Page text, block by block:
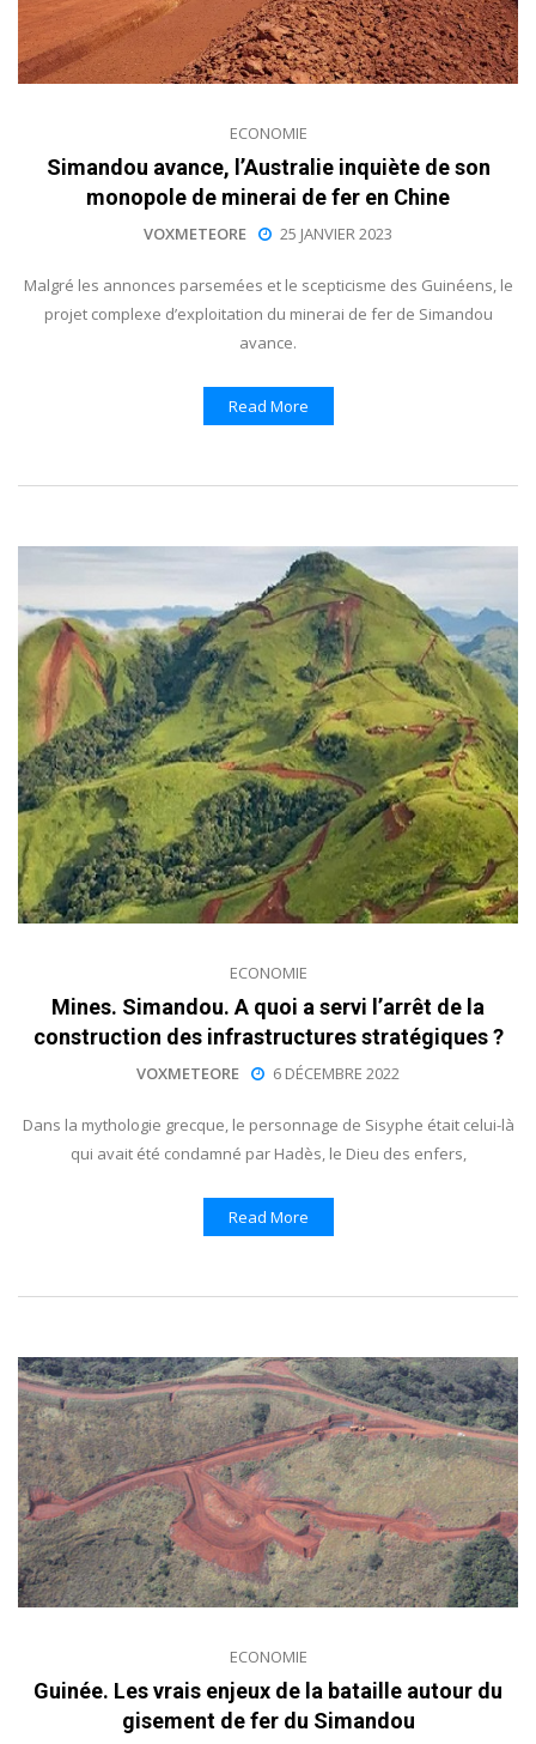
ECONOMIE
Simandou avance, l’Australie inquiète de son
monopole de minerai de fer en Chine
VOXMETEORE 25 JANVIER 2023
Malgré les annonces parsemées et le scepticisme des Guinéens, le
projet complexe d’exploitation du minerai de fer de Simandou
avance.
Read More
ECONOMIE
Mines. Simandou. A quoi a servi l’arrêt de la
construction des infrastructures stratégiques ?
VOXMETEORE 6 DÉCEMBRE 2022
Dans la mythologie grecque, le personnage de Sisyphe était celui-là
qui avait été condamné par Hadès, le Dieu des enfers,
Read More
ECONOMIE
Guinée. Les vrais enjeux de la bataille autour du
gisement de fer du Simandou